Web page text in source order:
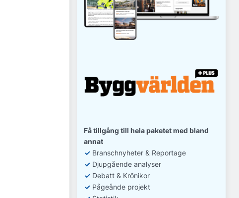
Få tillgång till hela paketet med bland
annat
✓ Branschnyheter & Reportage
✓ Djupgående analyser
✓ Debatt & Krönikor
✓ Pågeånde projekt